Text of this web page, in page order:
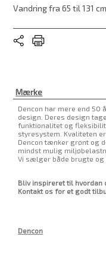
Vandring fra 65 til 131
Mærke
Dencon har mere end
design. Deres design
funktionalitet og
styresystem. Kvaliteten
Dencon tænker grønt og
mindst mulig
Vi sælger både brugte og
Bliv inspireret til hvordan
Kontakt os for et godt
Dencon